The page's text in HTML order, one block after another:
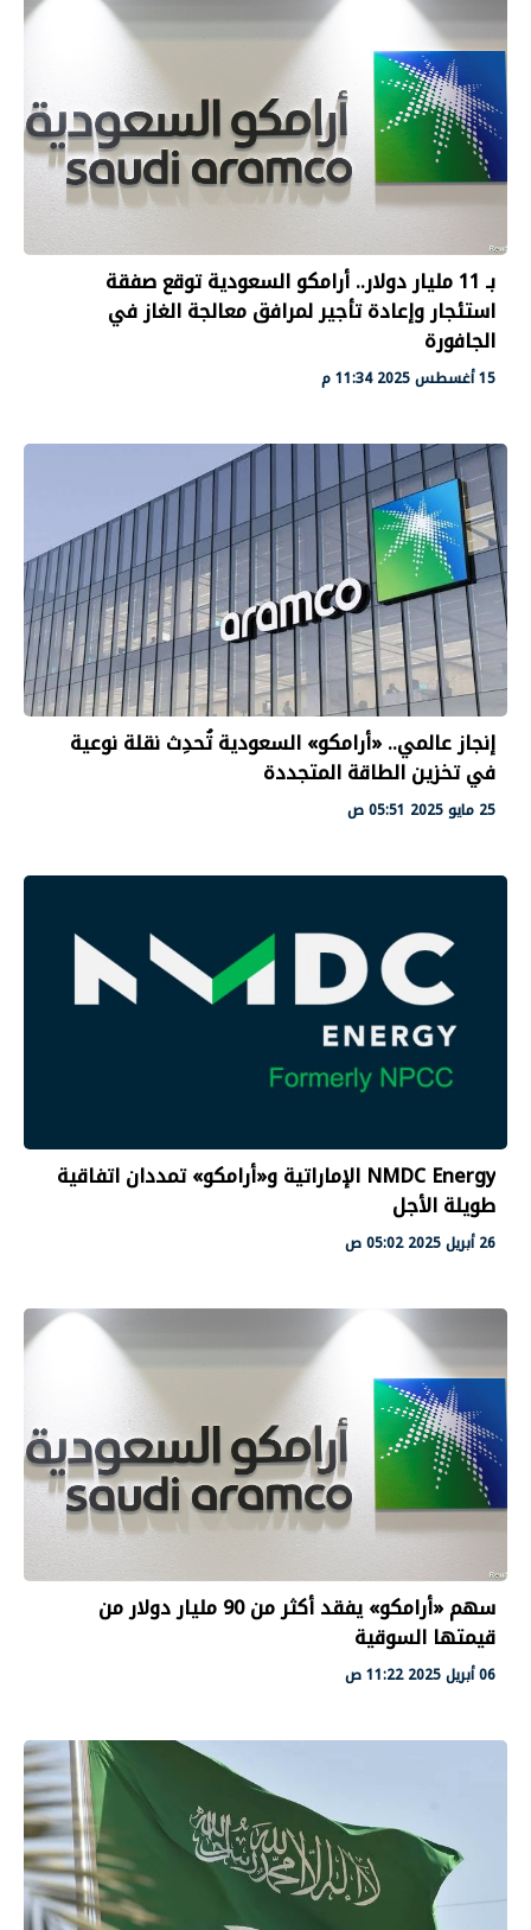
بـ 11 مليار دولار.. أرامكو السعودية توقع صفقة
استئجار وإعادة تأجير لمرافق معالجة الغاز في
الجافورة
15 أغسطس 2025 11:34 م
إنجاز عالمي.. «أرامكو» السعودية تُحدِث نقلة نوعية
في تخزين الطاقة المتجددة
25 مايو 2025 05:51 ص
NMDC Energy الإماراتية و«أرامكو» تمددان اتفاقية
طويلة الأجل
26 أبريل 2025 05:02 ص
سهم «أرامكو» يفقد أكثر من 90 مليار دولار من
قيمتها السوقية
06 أبريل 2025 11:22 ص